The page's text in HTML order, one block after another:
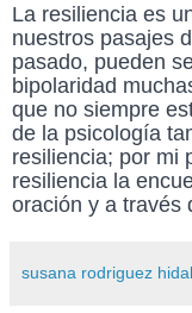
La resiliencia es
nuestros pasajes
pasado, pueden
bipolaridad
que no siempre
de la psicología
resiliencia; por mi
resiliencia la
oración y a través
susana rodriguez